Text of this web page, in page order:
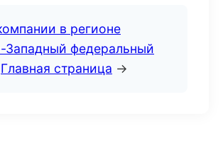
в регионе
Западный федеральный
Главная страница →